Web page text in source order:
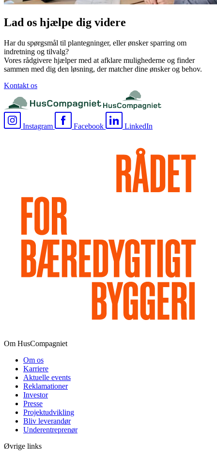
Lad os hjælpe dig videre
Har du spørgsmål til plantegninger, eller ønsker sparring om
indretning og tilvalg?
Vores rådgivere hjælper med at afklare mulighederne og finder
sammen med dig den løsning, der matcher dine ønsker og behov.
Kontakt os
Instagram Facebook LinkedIn
Om HusCompagniet
Om os
Karriere
Aktuelle events
Reklamationer
Investor
Presse
Projektudvikling
Bliv leverandør
Underentreprenør
Øvrige links